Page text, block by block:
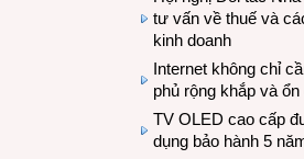
tư vấn về thuế và
kinh doanh
Internet không chỉ
phủ rộng khắp và
TV OLED cao cấp
dụng bảo hành 5